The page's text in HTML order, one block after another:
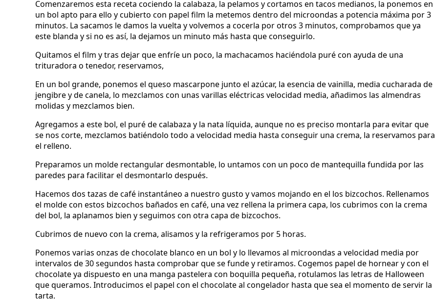
Comenzaremos esta receta cociendo la calabaza, la pelamos y cortamos en tacos medianos, la ponemos en
un bol apto para ello y cubierto con papel film la metemos dentro del microondas a potencia máxima por 3
minutos. La sacamos le damos la vuelta y volvemos a cocerla por otros 3 minutos, comprobamos que ya
este blanda y si no es así, la dejamos un minuto más hasta que conseguirlo.
Quitamos el film y tras dejar que enfríe un poco, la machacamos haciéndola puré con ayuda de una
trituradora o tenedor, reservamos,
En un bol grande, ponemos el queso mascarpone junto el azúcar, la esencia de vainilla, media cucharada de
jengibre y de canela, lo mezclamos con unas varillas eléctricas velocidad media, añadimos las almendras
molidas y mezclamos bien.
Agregamos a este bol, el puré de calabaza y la nata líquida, aunque no es preciso montarla para evitar que
se nos corte, mezclamos batiéndolo todo a velocidad media hasta conseguir una crema, la reservamos para
el relleno.
Preparamos un molde rectangular desmontable, lo untamos con un poco de mantequilla fundida por las
paredes para facilitar el desmontarlo después.
Hacemos dos tazas de café instantáneo a nuestro gusto y vamos mojando en el los bizcochos. Rellenamos
el molde con estos bizcochos bañados en café, una vez rellena la primera capa, los cubrimos con la crema
del bol, la aplanamos bien y seguimos con otra capa de bizcochos.
Cubrimos de nuevo con la crema, alisamos y la refrigeramos por 5 horas.
Ponemos varias onzas de chocolate blanco en un bol y lo llevamos al microondas a velocidad media por
intervalos de 30 segundos hasta comprobar que se funde y retiramos. Cogemos papel de hornear y con el
chocolate ya dispuesto en una manga pastelera con boquilla pequeña, rotulamos las letras de Halloween
que queramos. Introducimos el papel con el chocolate al congelador hasta que sea el momento de servir la
tarta.